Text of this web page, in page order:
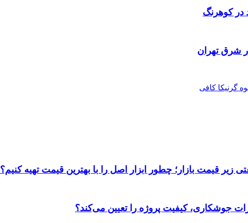
در کوهرنگ
شرق تهران
گرنیکا کافی
زیر قیمت بازار؛ چطور ابزار اصل را با بهترین قیمت تهیه کنیم؟
جوشکاری، کیفیت پروژه را تعیین می‌کند؟